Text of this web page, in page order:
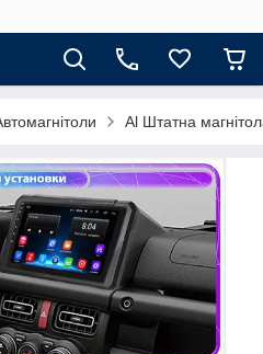
Al Штатна